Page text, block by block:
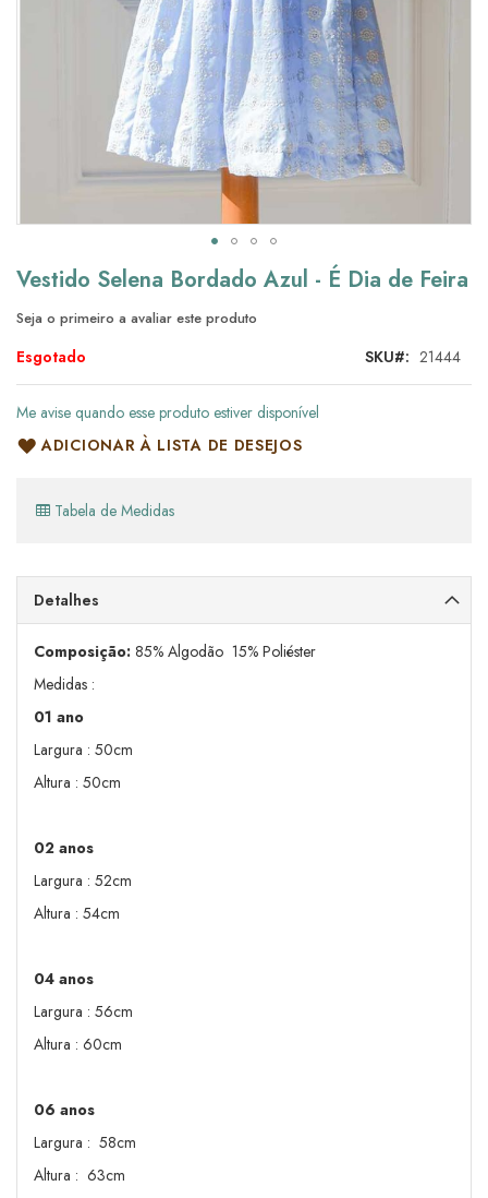
Vestido Selena Bordado Azul - É Dia de Feira
Seja o primeiro a avaliar este produto
Esgotado SKU 21444
Me avise quando esse produto estiver disponível
ADICIONAR À LISTA DE DESEJOS
Tabela de Medidas
Saltar
para
o
início
da
imagens
Detalhes
Composição: 85% Algodão 15% Poliéster
Medidas :
01 ano
Largura : 50cm
Altura : 50cm
02 anos
Largura : 52cm
Altura : 54cm
04 anos
Largura : 56cm
Altura : 60cm
06 anos
Largura : 58cm
Altura : 63cm